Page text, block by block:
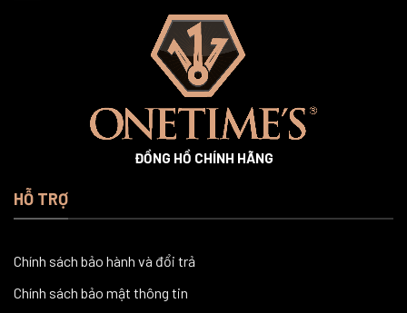
ĐỒNG HỒ CHÍNH HÃNG
HỖ TRỢ
Chính sách bảo hành và đổi trả
Chính sách bảo mật thông tin